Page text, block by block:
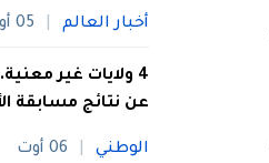
أخبار العالم 05 أوت
4 ولايات غير
عن نتائج مسابقة
الوطني 06 أوت